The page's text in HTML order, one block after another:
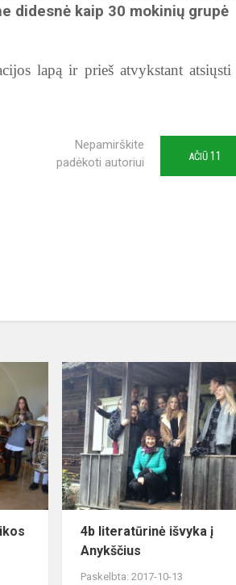
didesnė kaip 30 mokinių grupė
lapą ir prieš atvykstant atsiųsti
Nepamirškite
padėkoti autoriui
AČIŪ 11
4b literatūrinė išvyka į
Anykščius
Paskelbta: 2017-10-13